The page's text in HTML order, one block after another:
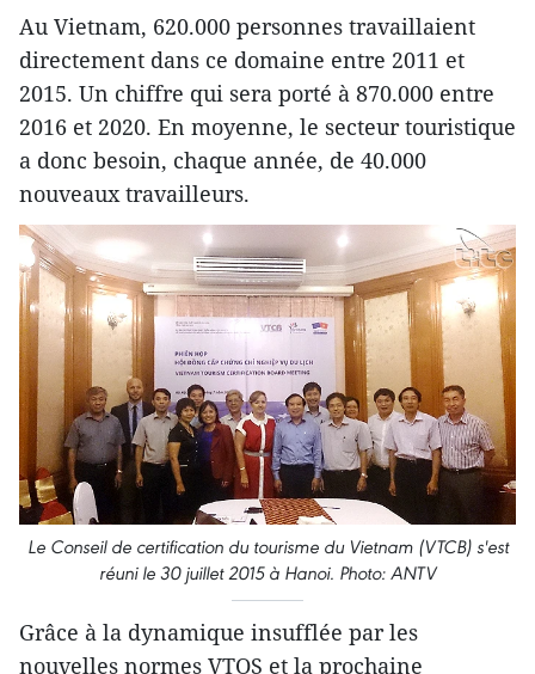
Au Vietnam, 620.000 personnes travaillaient
directement dans ce domaine entre 2011 et
2015. Un chiffre qui sera porté à 870.000 entre
2016 et 2020. En moyenne, le secteur touristique
a donc besoin, chaque année, de 40.000
nouveaux travailleurs.
Le Conseil de certification du tourisme du Vietnam (VTCB) s'est
réuni le 30 juillet 2015 à Hanoi. Photo: ANTV
Grâce à la dynamique insufflée par les
nouvelles normes VTOS et la prochaine